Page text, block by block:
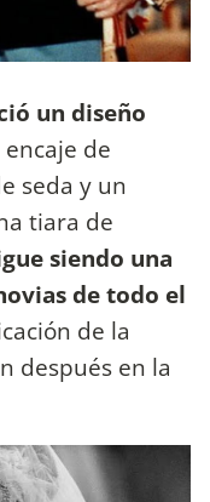
un diseño
encaje de
seda y un
tiara de
siendo una
de todo el
de la
después en la